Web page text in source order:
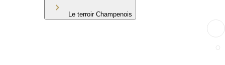
Le terroir Champenois